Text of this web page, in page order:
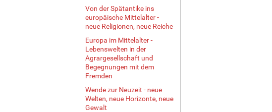
Von der Spätantike ins
europäische Mittelalter -
neue Religionen, neue Reiche
Europa im Mittelalter -
Lebenswelten in der
Agrargesellschaft und
Begegnungen mit dem
Fremden
Wende zur Neuzeit - neue
Welten, neue Horizonte, neue
Gewalt